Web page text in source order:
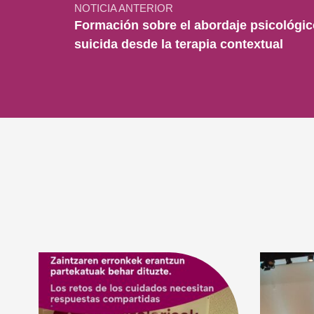
NOTICIA ANTERIOR
Formación sobre el abordaje
suicida desde la terapia contextual